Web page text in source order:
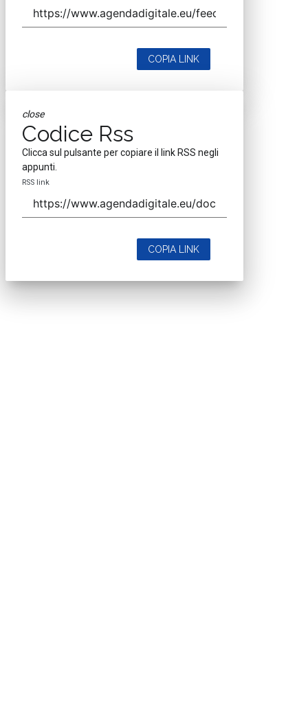
COPIA LINK
close
Codice Rss
Clicca sul pulsante per copiare il link RSS negli
appunti.
RSS link
COPIA LINK